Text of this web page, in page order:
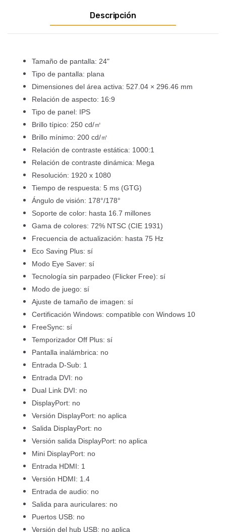
Descripción
Tamaño de pantalla: 24"
Tipo de pantalla: plana
Dimensiones del área activa: 527.04 × 296.46 mm
Relación de aspecto: 16:9
Tipo de panel: IPS
Brillo típico: 250 cd/㎡
Brillo mínimo: 200 cd/㎡
Relación de contraste estática: 1000:1
Relación de contraste dinámica: Mega
Resolución: 1920 x 1080
Tiempo de respuesta: 5 ms (GTG)
Ángulo de visión: 178°/178°
Soporte de color: hasta 16.7 millones
Gama de colores: 72% NTSC (CIE 1931)
Frecuencia de actualización: hasta 75 Hz
Eco Saving Plus: sí
Modo Eye Saver: sí
Tecnología sin parpadeo (Flicker Free): sí
Modo de juego: sí
Ajuste de tamaño de imagen: sí
Certificación Windows: compatible con Windows 10
FreeSync: sí
Temporizador Off Plus: sí
Pantalla inalámbrica: no
Entrada D-Sub: 1
Entrada DVI: no
Dual Link DVI: no
DisplayPort: no
Versión DisplayPort: no aplica
Salida DisplayPort: no
Versión salida DisplayPort: no aplica
Mini DisplayPort: no
Entrada HDMI: 1
Versión HDMI: 1.4
Entrada de audio: no
Salida para auriculares: no
Puertos USB: no
Versión del hub USB: no aplica